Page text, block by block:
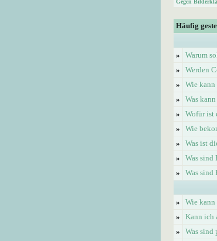
Gegen
Häufig
»
Warum
»
Werden
»
Wie
»
Was
»
Wofür ist
»
Wie
»
Was ist
»
Was sind
»
Was sind
»
Wie kann
»
Kann ich
»
Was sind